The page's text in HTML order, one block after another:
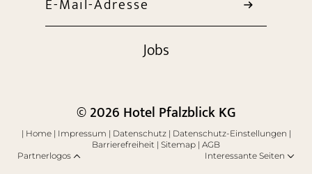
Jobs
© 2026 Hotel Pfalzblick KG
| Home | Impressum | Datenschutz | Datenschutz-Einstellungen |
Barrierefreiheit | Sitemap | AGB
Partnerlogos
Interessante Seiten